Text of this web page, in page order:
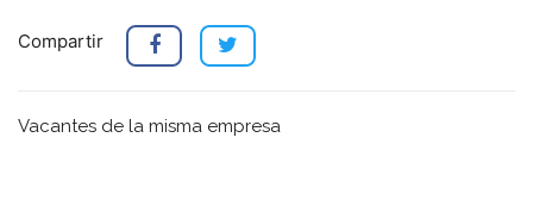
Compartir
Vacantes de la misma empresa